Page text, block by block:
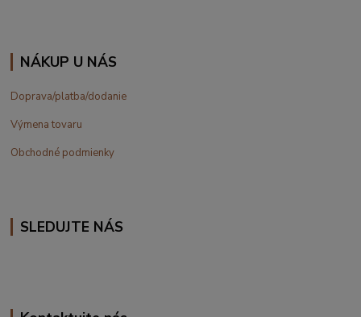
NÁKUP U NÁS
Doprava/platba/dodanie
Výmena tovaru
Obchodné podmienky
SLEDUJTE NÁS